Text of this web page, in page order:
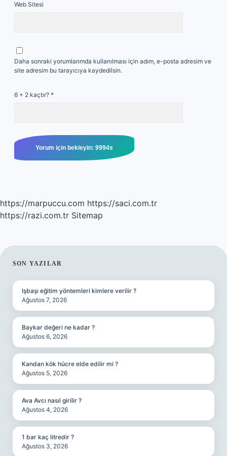
Web Sitesi
Daha sonraki yorumlarımda kullanılması için adım, e-posta adresim ve
site adresim bu tarayıcıya kaydedilsin.
6 + 2 kaçtır? *
https://marpuccu.com https://saci.com.tr
https://razi.com.tr Sitemap
SIDEBAR
SON YAZILAR
Işbaşı eğitim yöntemleri kimlere verilir ?
Ağustos 7, 2026
Baykar değeri ne kadar ?
Ağustos 6, 2026
Kandan kök hücre elde edilir mi ?
Ağustos 5, 2026
Ava Avcı nasıl girilir ?
Ağustos 4, 2026
1 bar kaç litredir ?
Ağustos 3, 2026